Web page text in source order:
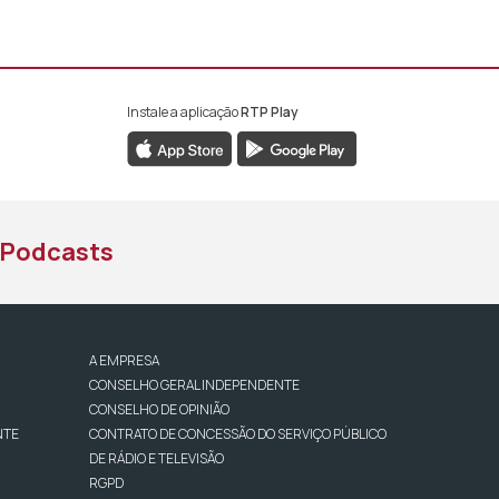
da RTP África
da RTP África
YouTube da RTP África
Instale a aplicaçãoRTP Play
Podcasts
A EMPRESA
CONSELHO GERAL INDEPENDENTE
CONSELHO DE OPINIÃO
CONTRATO DE CONCESSÃO DO SERVIÇO PÚBLICO
DE RÁDIO E TELEVISÃO
RGPD